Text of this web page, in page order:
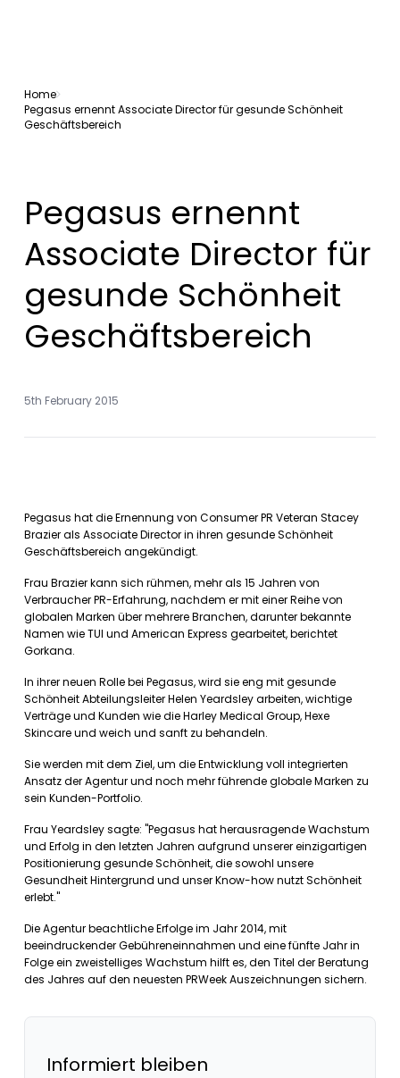
Home
Pegasus ernennt Associate Director für gesunde Schönheit
Geschäftsbereich
Pegasus ernennt
Associate Director für
gesunde Schönheit
Geschäftsbereich
5th February 2015
Pegasus hat die Ernennung von Consumer PR Veteran Stacey
Brazier als Associate Director in ihren gesunde Schönheit
Geschäftsbereich angekündigt.
Frau Brazier kann sich rühmen, mehr als 15 Jahren von
Verbraucher PR-Erfahrung, nachdem er mit einer Reihe von
globalen Marken über mehrere Branchen, darunter bekannte
Namen wie TUI und American Express gearbeitet, berichtet
Gorkana.
In ihrer neuen Rolle bei Pegasus, wird sie eng mit gesunde
Schönheit Abteilungsleiter Helen Yeardsley arbeiten, wichtige
Verträge und Kunden wie die Harley Medical Group, Hexe
Skincare und weich und sanft zu behandeln.
Sie werden mit dem Ziel, um die Entwicklung voll integrierten
Ansatz der Agentur und noch mehr führende globale Marken zu
sein Kunden-Portfolio.
Frau Yeardsley sagte: "Pegasus hat herausragende Wachstum
und Erfolg in den letzten Jahren aufgrund unserer einzigartigen
Positionierung gesunde Schönheit, die sowohl unsere
Gesundheit Hintergrund und unser Know-how nutzt Schönheit
erlebt."
Die Agentur beachtliche Erfolge im Jahr 2014, mit
beeindruckender Gebühreneinnahmen und eine fünfte Jahr in
Folge ein zweistelliges Wachstum hilft es, den Titel der Beratung
des Jahres auf den neuesten PRWeek Auszeichnungen sichern.
Informiert bleiben